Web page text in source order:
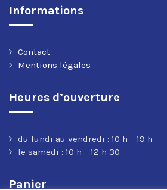
Informations
Contact
Mentions légales
Heures d’ouverture
du lundi au vendredi : 10 h – 19 h
le samedi : 10 h – 12 h 30
Panier